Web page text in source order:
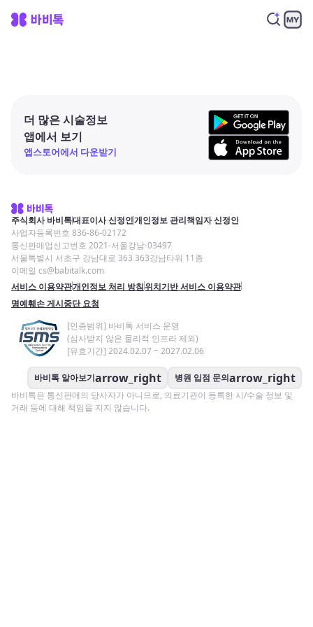
더 많은 시술정보
앱에서 보기
앱스토어에서 다운받기
주식회사 바비톡대표이사 신정인개인정보 관리책임자 신정인
사업자등록번호 836-86-02172
통신판매업신고번호 2021-서울강남-03497
서울특별시 서초구 강남대로 363 363강남타워 11층
이메일 cs@babitalk.com
서비스 이용약관개인정보 처리 방침위치기반 서비스 이용약관
명예훼손 게시중단 요청
[인증범위] 바비톡 서비스 운영
(심사받지 않은 물리적 인프라 제외)
[유효기간] 2024.02.07 ~ 2027.02.06
바비톡 알아보기arrow_right 병원 입점 문의arrow_right
바비톡은 통신판매의 당사자가 아니므로, 의료기관이 등록한 시/수술 정보 및
거래 등에 대해 책임을 지지 않습니다.